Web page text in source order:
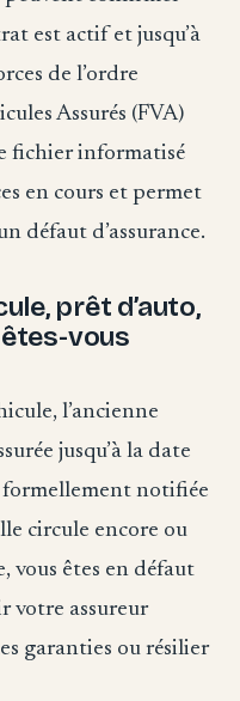
est actif et jusqu’à
de l’ordre
Assurés (FVA)
fichier informatisé
en cours et permet
défaut d’assurance.
prêt d’auto,
vous
l’ancienne
jusqu’à la date
notifiée
circule encore ou
vous êtes en défaut
votre assureur
garanties ou résilier